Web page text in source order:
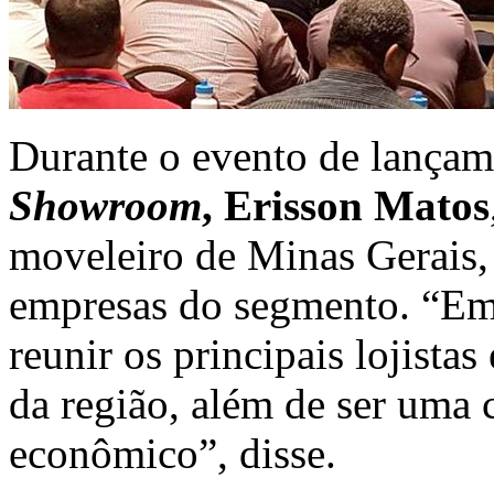
Durante o evento de
Showroom, Erisson Matos
moveleiro de Minas
empresas do segmento.
reunir os principais lojistas
da região, além de ser
econômico”, disse.